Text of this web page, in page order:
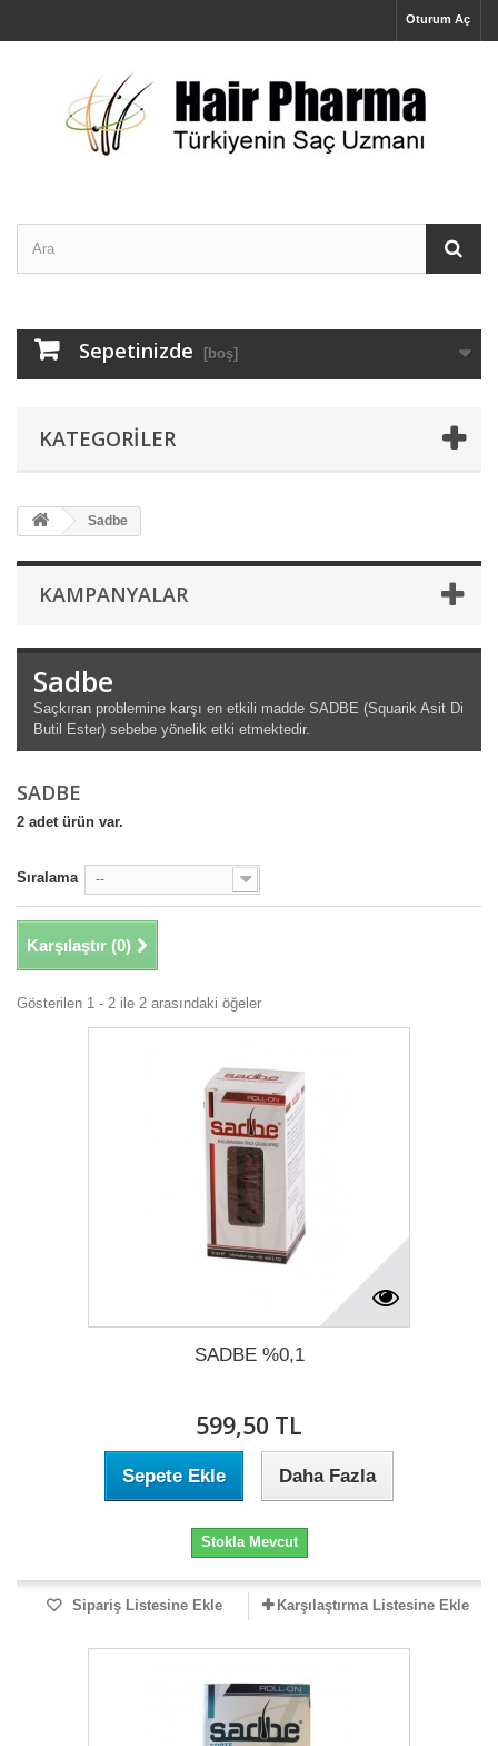
Oturum Aç
Sepetinizde [boş]
KATEGORILER
Sadbe
KAMPANYALAR
Sadbe
Saçkıran problemine karşı en etkili madde SADBE (Squarik Asit Di
Butil Ester) sebebe yönelik etki etmektedir.
SADBE
2 adet ürün var.
Sıralama --
Karşılaştır (0)
Gösterilen 1 - 2 ile 2 arasındaki öğeler
SADBE %0,1
599,50 TL
Sepete Ekle Daha Fazla
Stokla Mevcut
Sipariş Listesine Ekle Karşılaştırma Listesine Ekle